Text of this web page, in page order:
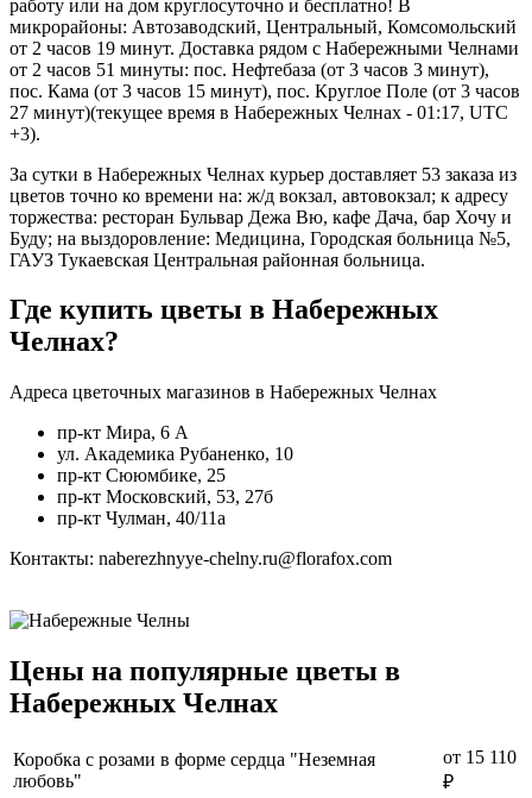
работу или на дом круглосуточно и бесплатно! В
микрорайоны: Автозаводский, Центральный, Комсомольский
от 2 часов 19 минут. Доставка рядом с Набережными Челнами
от 2 часов 51 минуты: пос. Нефтебаза (от 3 часов 3 минут),
пос. Кама (от 3 часов 15 минут), пос. Круглое Поле (от 3 часов
27 минут)(текущее время в Набережных Челнах - 01:17, UTC
+3).
За сутки в Набережных Челнах курьер доставляет 53 заказа из
цветов точно ко времени на: ж/д вокзал, автовокзал; к адресу
торжества: ресторан Бульвар Дежа Вю, кафе Дача, бар Хочу и
Буду; на выздоровление: Медицина, Городская больница №5,
ГАУЗ Тукаевская Центральная районная больница.
Где купить цветы в Набережных
Челнах?
Адреса цветочных магазинов в Набережных Челнах
пр-кт Мира, 6 А
ул. Академика Рубаненко, 10
пр-кт Сююмбике, 25
пр-кт Московский, 53, 27б
пр-кт Чулман, 40/11а
Контакты: naberezhnyye-chelny.ru@florafox.com
Цены на популярные цветы в
Набережных Челнах
Коробка с розами в форме сердца "Неземная
любовь"
от 15 110
₽